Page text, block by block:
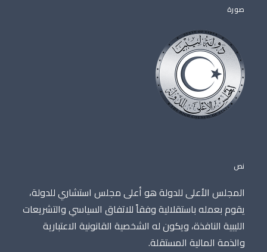
صورة
نص
المجلس الأعلى للدولة هو أعلى مجلس استشاري للدولة،
يقوم بعمله باستقلالية وفقاً للاتفاق السياسي والتشريعات
الليبية النافذة، ويكون له الشخصية القانونية الاعتبارية
والذمة المالية المستقلة.